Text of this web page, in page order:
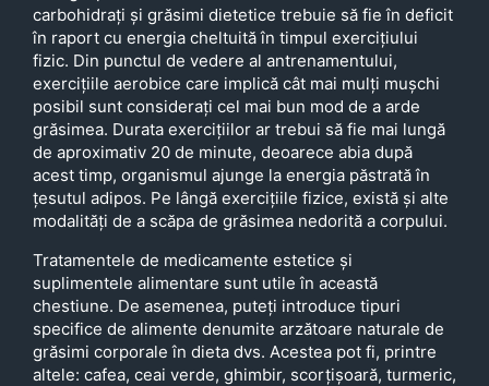
carbohidrați și grăsimi dietetice trebuie să fie în deficit
în raport cu energia cheltuită în timpul exercițiului
fizic. Din punctul de vedere al antrenamentului,
exercițiile aerobice care implică cât mai mulți mușchi
posibil sunt considerați cel mai bun mod de a arde
grăsimea. Durata exercițiilor ar trebui să fie mai lungă
de aproximativ 20 de minute, deoarece abia după
acest timp, organismul ajunge la energia păstrată în
țesutul adipos. Pe lângă exercițiile fizice, există și alte
modalități de a scăpa de grăsimea nedorită a corpului.
Tratamentele de medicamente estetice și
suplimentele alimentare sunt utile în această
chestiune. De asemenea, puteți introduce tipuri
specifice de alimente denumite arzătoare naturale de
grăsimi corporale în dieta dvs. Acestea pot fi, printre
altele: cafea, ceai verde, ghimbir, scorțișoară, turmeric,